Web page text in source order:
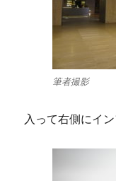
筆者撮影
入って右側にイ